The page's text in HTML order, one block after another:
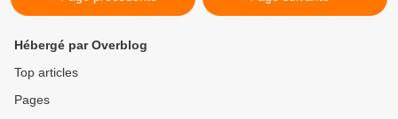
Hébergé par Overblog
Top articles
Pages